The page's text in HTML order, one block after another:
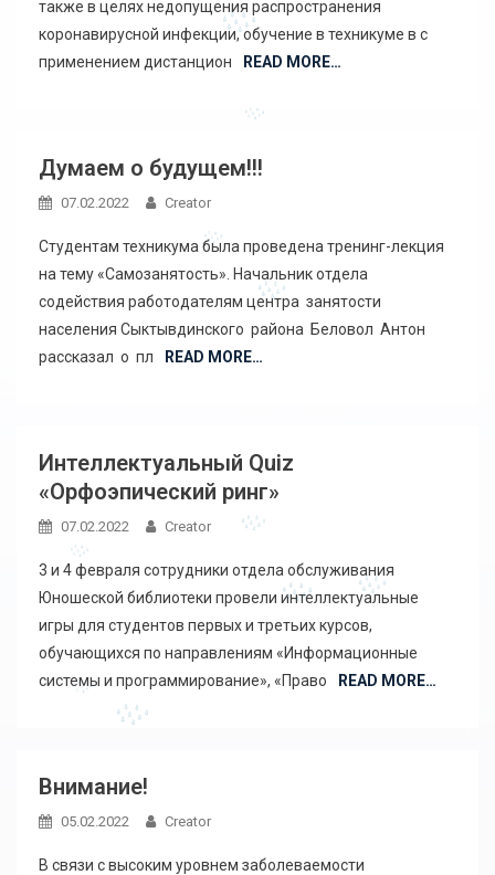
также в целях недопущения распространения
коронавирусной инфекции, обучение в техникуме в с
применением дистанцион
READ MORE…
Думаем о будущем!!!
07.02.2022 Creator
Студентам техникума была проведена тренинг-лекция
на тему «Самозанятость». Начальник отдела
содействия работодателям центра занятости
населения Сыктывдинского района Беловол Антон
рассказал о пл
READ MORE…
Интеллектуальный Quiz
«Орфоэпический ринг»
07.02.2022 Creator
3 и 4 февраля сотрудники отдела обслуживания
Юношеской библиотеки провели интеллектуальные
игры для студентов первых и третьих курсов,
обучающихся по направлениям «Информационные
системы и программирование», «Право
READ MORE…
Внимание!
05.02.2022 Creator
В связи с высоким уровнем заболеваемости